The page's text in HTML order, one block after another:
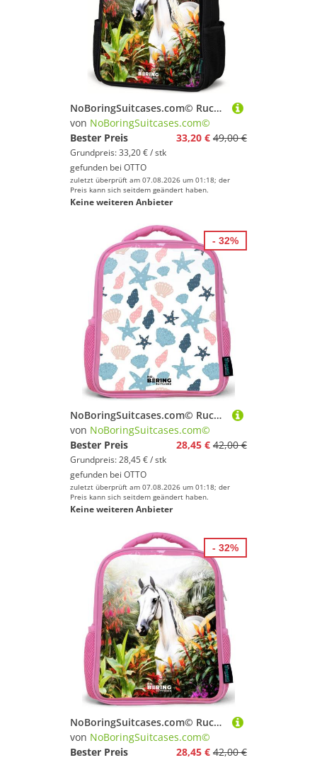
NoBoringSuitcases.com© Rucksack Pferd - Weiß - Blätter - Tropisch, Kinderrucksack Schwarz, Schulrucksack, Freizeitrucksack Jungen Mädchen
von NoBoringSuitcases.com©
Bester Preis
33,20 € 49,00 €
Grundpreis: 33,20 € / stk
gefunden bei OTTO
zuletzt überprüft am 07.08.2026 um 01:18; der
Preis kann sich seitdem geändert haben.
Keine weiteren Anbieter
NoBoringSuitcases.com© Rucksack Rosa - Muschelmuster bunt, Kinderrucksack, Schulrucksack, Freizeitrucksack, Mädchen, Kindergarten
von NoBoringSuitcases.com©
Bester Preis
28,45 € 42,00 €
Grundpreis: 28,45 € / stk
gefunden bei OTTO
zuletzt überprüft am 07.08.2026 um 01:18; der
Preis kann sich seitdem geändert haben.
Keine weiteren Anbieter
- 32%
NoBoringSuitcases.com© Rucksack Rosa - Pferd - Weiß - Blätter - Tropisch, Kinderrucksack, Schulrucksack, Freizeitrucksack, Mädchen, Kindergarten
von NoBoringSuitcases.com©
Bester Preis
28,45 € 42,00 €
- 32%